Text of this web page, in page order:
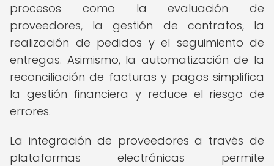
procesos como la evaluación de
proveedores, la gestión de contratos, la
realización de pedidos y el seguimiento de
entregas. Asimismo, la automatización de la
reconciliación de facturas y pagos simplifica
la gestión financiera y reduce el riesgo de
errores.
La integración de proveedores a través de
plataformas electrónicas permite